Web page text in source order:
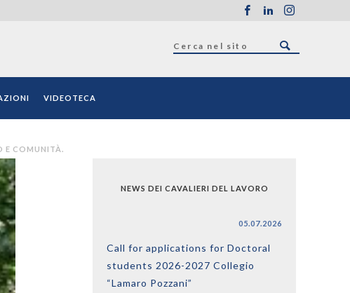
VIDEOTECA
E COMUNITÀ.
NEWS DEI CAVALIERI DEL LAVORO
05.07.2026
Call for applications for Doctoral
students 2026-2027 Collegio
“Lamaro Pozzani”